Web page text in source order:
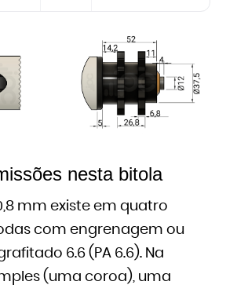
nesta bitola
mm existe em quatro
com engrenagem ou
6.6 (PA 6.6). Na
(uma coroa), uma